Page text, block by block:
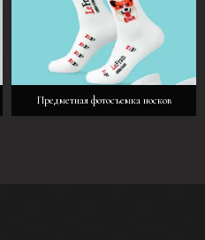
Предметная фотосъемка носков